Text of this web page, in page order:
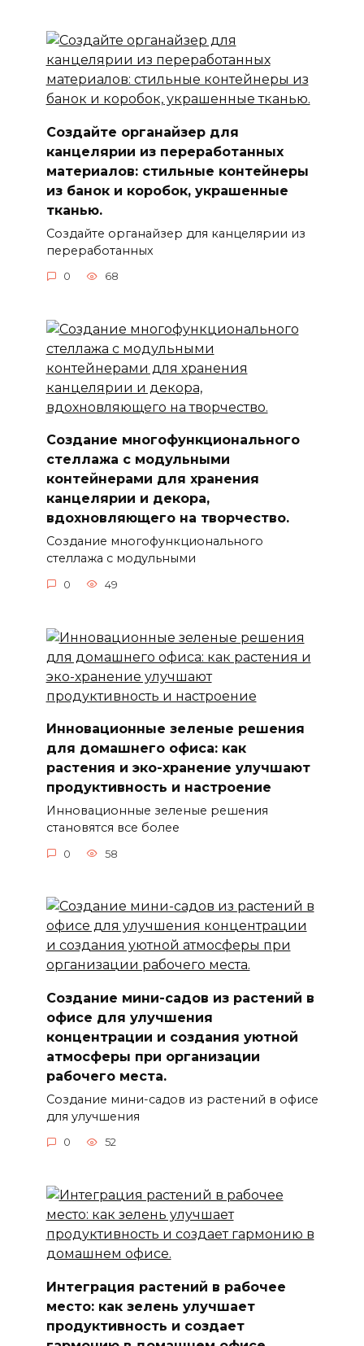
Создайте органайзер для
канцелярии из переработанных
материалов: стильные контейнеры
из банок и коробок, украшенные
тканью.
Создайте органайзер для канцелярии из
переработанных
0 68
Создание многофункционального
стеллажа с модульными
контейнерами для хранения
канцелярии и декора,
вдохновляющего на творчество.
Создание многофункционального
стеллажа с модульными
0 49
Инновационные зеленые решения
для домашнего офиса: как
растения и эко-хранение улучшают
продуктивность и настроение
Инновационные зеленые решения
становятся все более
0 58
Создание мини-садов из растений в
офисе для улучшения
концентрации и создания уютной
атмосферы при организации
рабочего места.
Создание мини-садов из растений в офисе
для улучшения
0 52
Интеграция растений в рабочее
место: как зелень улучшает
продуктивность и создает